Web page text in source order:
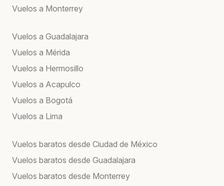
Vuelos a Monterrey
Vuelos a Guadalajara
Vuelos a Mérida
Vuelos a Hermosillo
Vuelos a Acapulco
Vuelos a Bogotá
Vuelos a Lima
Vuelos baratos desde Ciudad de México
Vuelos baratos desde Guadalajara
Vuelos baratos desde Monterrey